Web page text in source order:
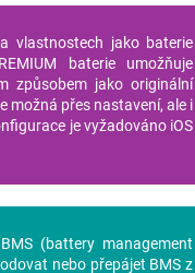
vlastnostech jako baterie
baterie umožňuje
způsobem jako originální
možná přes nastavení, ale i
je vyžadováno iOS
(battery management
nebo přepájet BMS z